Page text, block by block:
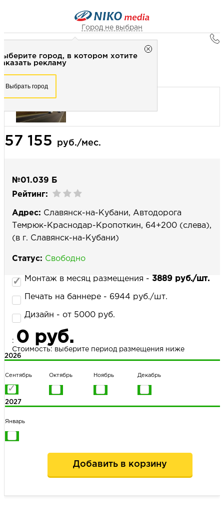
Город не выбран
город, в котором хотите
рекламу
Выбрать город
Город не выбран
Рекламное агентство НИКО-медиа
+7 (3462) 550-877
Выберите свой город
НАПИСАТЬ НАМ
Наружная реклама
Билборд 3х6 (сторона Б) - Статика
57 155 руб./мес.
№01.039 Б
Рейтинг:
Адрес: Славянск-на-Кубани, Автодорога
Темрюк-Краснодар-Кропоткин, 64+200 (слева),
(в г. Славянск-на-Кубани)
Статус: Свободно
Монтаж в месяц размещения - 3889 руб./шт.
Печать на баннере - 6944 руб./шт.
Дизайн - от 5000 руб.
: 0 руб.
Стоимость: выберите период размещения ниже
2026
Сентябрь Октябрь Ноябрь Декабрь
2027
Январь
Добавить в корзину